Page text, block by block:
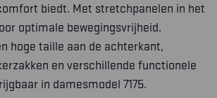
biedt. Met stretchpanelen in het
optimale bewegingsvrijheid.
hoge taille aan de achterkant,
en verschillende functionele
in damesmodel 7175.